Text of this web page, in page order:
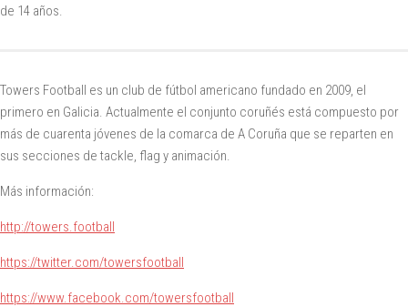
de 14 años.
Towers Football es un club de fútbol americano fundado en 2009, el
primero en Galicia. Actualmente el conjunto coruñés está compuesto por
más de cuarenta jóvenes de la comarca de A Coruña que se reparten en
sus secciones de tackle, flag y animación.
Más información:
http://towers.football
https://twitter.com/towersfootball
https://www.facebook.com/towersfootball